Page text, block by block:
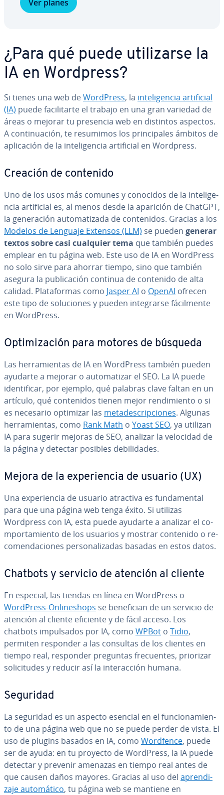
Ver planes
¿Para qué puede uti­li­zar­se la
IA en Wordpress?
Si tienes una web deWordPress, la in­te­li­ge­n­cia ar­ti­fi­cial
(IA) puede fa­ci­li­tar­te el trabajo en una gran variedad de
áreas o mejorar tu presencia web en distintos aspectos.
A co­n­ti­nua­ción, te resumimos los pri­n­ci­pa­les ámbitos de
apli­ca­ción de la in­te­li­ge­n­cia ar­ti­fi­cial en Wordpress.
Creación de contenido
Uno de los usos más comunes y conocidos de la in­te­li­ge­
n­cia ar­ti­fi­cial es, al menos desde la aparición de ChatGPT,
la ge­ne­ra­ción au­to­ma­ti­za­da de co­n­te­ni­dos. Gracias a los
Modelos de Lenguaje Extensos (LLM) se pueden generar
textos sobre casi cualquier tema que también puedes
emplear en tu página web. Este uso de IA en WordPress
no solo sirve para ahorrar tiempo, sino que también
asegura la pu­bli­ca­ción continua de contenido de alta
calidad. Pla­ta­fo­r­mas como Jasper AI o OpenAI ofrecen
este tipo de so­lu­cio­nes y pueden in­te­grar­se fá­ci­l­me­n­te
en WordPress.
Op­ti­mi­za­ción para motores de búsqueda
Las he­rra­mie­n­tas de IA en WordPress también pueden
ayudarte a mejorar o au­to­ma­ti­zar el SEO. La IA puede
ide­n­ti­fi­car, por ejemplo, qué palabras clave faltan en un
artículo, qué co­n­te­ni­dos tienen mejor re­n­di­mie­n­to o si
es necesario optimizar las me­ta­de­s­cri­p­cio­nes. Algunas
he­rra­mie­n­tas, como Rank Math o Yoast SEO, ya utilizan
IA para sugerir mejoras de SEO, analizar la velocidad de
la página y detectar posibles de­bi­li­da­des.
Mejora de la ex­pe­rie­n­cia de usuario (UX)
Una ex­pe­rie­n­cia de usuario atractiva es fu­n­da­me­n­tal
para que una página web tenga éxito. Si utilizas
Wordpress con IA, esta puede ayudarte a analizar el co­
m­po­r­ta­mie­n­to de los usuarios y mostrar contenido o re­
co­me­n­da­cio­nes pe­r­so­na­li­za­das basadas en estos datos.
Chatbots y servicio de atención al cliente
En especial, las tiendas en línea en WordPress o
WordPress-On­li­ne­sho­ps se be­ne­fi­cian de un servicio de
atención al cliente eficiente y de fácil acceso. Los
chatbots im­pu­l­sa­dos por IA, como WPBot o Tidio,
permiten responder a las consultas de los clientes en
tiempo real, responder preguntas fre­cue­n­tes, priorizar
so­li­ci­tu­des y reducir así la in­ter­ac­ción humana.
Seguridad
La seguridad es un aspecto esencial en el fu­n­cio­na­mie­n­
to de una página web que no se puede perder de vista. El
uso de plugins basados en IA, como Wordfence, puede
ser de ayuda: en tu proyecto de WordPress, la IA puede
detectar y prevenir amenazas en tiempo real antes de
que causen daños mayores. Gracias al uso del apre­n­di­
za­je au­to­má­ti­co, tu página web se mantiene en